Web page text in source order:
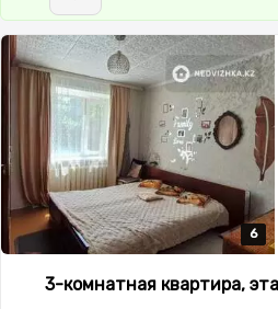
6
6
6
6
6
3-комнатная квартира,